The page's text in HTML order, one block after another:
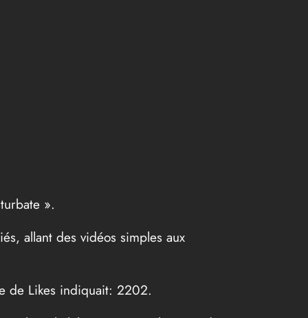
».
allant des vidéos simples aux
de Likes indiquait: 2202.